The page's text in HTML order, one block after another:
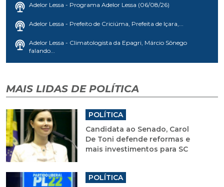
Adelor Lessa - Programa Adelor Lessa (06/08/26)
Adelor Lessa - Prefeito de Criciúma, Prefeita de Içara,...
Adelor Lessa - Climatologista da Epagri, Márcio Sônego
falando...
MAIS LIDAS DE POLÍTICA
POLÍTICA
Candidata ao Senado, Carol
De Toni defende reformas e
mais investimentos para SC
POLÍTICA